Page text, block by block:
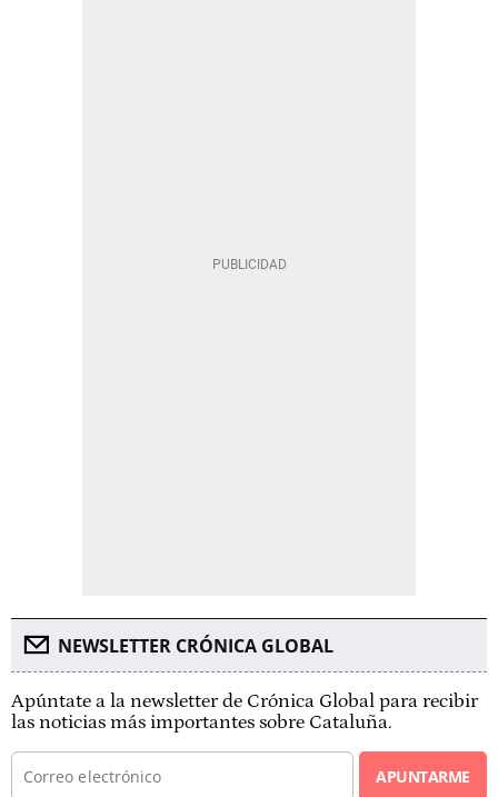
NEWSLETTER CRÓNICA GLOBAL
Apúntate a la newsletter de Crónica Global para recibir
las noticias más importantes sobre Cataluña.
APUNTARME